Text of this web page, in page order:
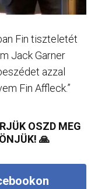
Fin tiszteletét
Jack Garner
azzal
Fin Affleck.”
OSZD MEG
🙏